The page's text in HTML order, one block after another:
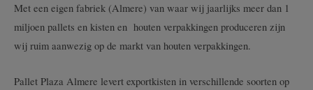
Met een eigen fabriek (Almere) van waar wij jaarlijks meer dan 1
miljoen pallets en kisten en houten verpakkingen produceren zijn
wij ruim aanwezig op de markt van houten verpakkingen.
Pallet Plaza Almere levert exportkisten in verschillende soorten op